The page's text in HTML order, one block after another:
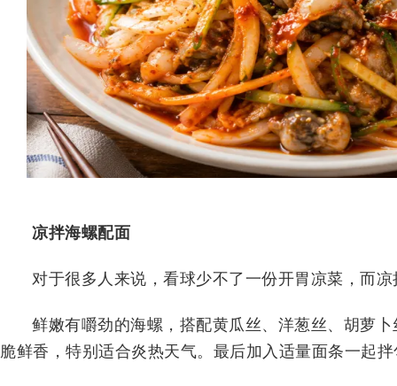
凉拌海螺配面
对于很多人来说，看球少不了一份开胃凉菜，而
鲜嫩有嚼劲的海螺，搭配黄瓜丝、洋葱丝、胡萝
脆鲜香，特别适合炎热天气。最后加入适量面条一起